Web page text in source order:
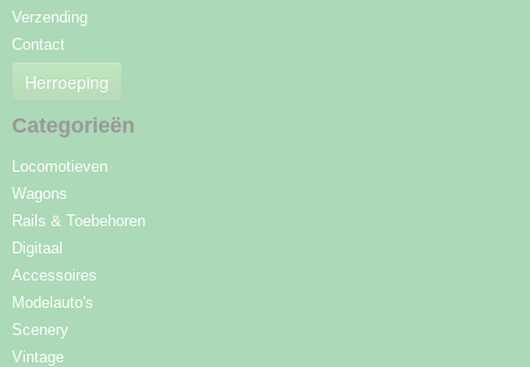
Verzending
Contact
Herroeping
Categorieën
Locomotieven
Wagons
Rails & Toebehoren
Digitaal
Accessoires
Modelauto's
Scenery
Vintage